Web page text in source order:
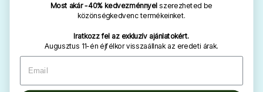
Most akár -40% kedvezménnyelszerezheted be
közönségkedvenc termékeinket.
Iratkozz fel az exkluzív ajánlatokért.
Augusztus 11-én éjfélkor visszaállnak az eredeti árak.